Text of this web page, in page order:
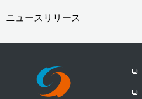
ニュースリリース